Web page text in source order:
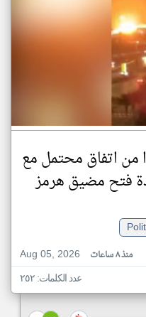
من اتفاق محتمل مع
فتح مضيق هرمز
Aug 05, 2026
منذ ٨ ساعات
عدد الكلمات: ٢٥٢